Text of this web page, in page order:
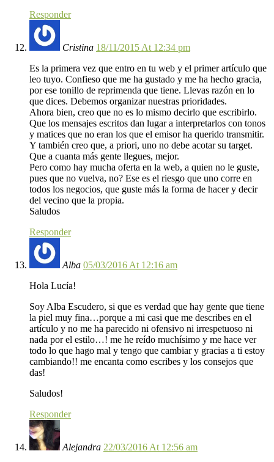
Responder
Cristina 18/11/2015 At 12:34 pm
Es la primera vez que entro en tu web y el primer artículo que
leo tuyo. Confieso que me ha gustado y me ha hecho gracia,
por ese tonillo de reprimenda que tiene. Llevas razón en lo
que dices. Debemos organizar nuestras prioridades.
Ahora bien, creo que no es lo mismo decirlo que escribirlo.
Que los mensajes escritos dan lugar a interpretarlos con tonos
y matices que no eran los que el emisor ha querido transmitir.
Y también creo que, a priori, uno no debe acotar su target.
Que a cuanta más gente llegues, mejor.
Pero como hay mucha oferta en la web, a quien no le guste,
pues que no vuelva, no? Ese es el riesgo que uno corre en
todos los negocios, que guste más la forma de hacer y decir
del vecino que la propia.
Saludos
Responder
Alba 05/03/2016 At 12:16 am
Hola Lucía!
Soy Alba Escudero, si que es verdad que hay gente que tiene
la piel muy fina…porque a mi casi que me describes en el
artículo y no me ha parecido ni ofensivo ni irrespetuoso ni
nada por el estilo…! me he reído muchísimo y me hace ver
todo lo que hago mal y tengo que cambiar y gracias a ti estoy
cambiando!! me encanta como escribes y los consejos que
das!
Saludos!
Responder
Alejandra 22/03/2016 At 12:56 am